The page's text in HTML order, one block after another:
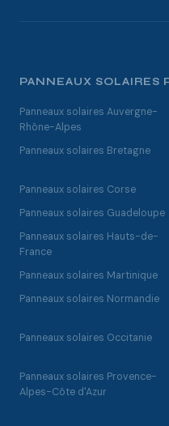
PANNEAUX SOLAIRES
Panneaux solaires Auvergne-
Rhône-Alpes
Panneaux solaires Bretagne
Panneaux solaires Corse
Panneaux solaires Guadeloupe
Panneaux solaires Hauts-de-
France
Panneaux solaires Martinique
Panneaux solaires Normandie
Panneaux solaires Occitanie
Panneaux solaires Provence-
Alpes-Côte d'Azur